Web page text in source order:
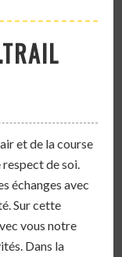
et de la course
respect de soi.
échanges avec
Sur cette
vous notre
Dans la